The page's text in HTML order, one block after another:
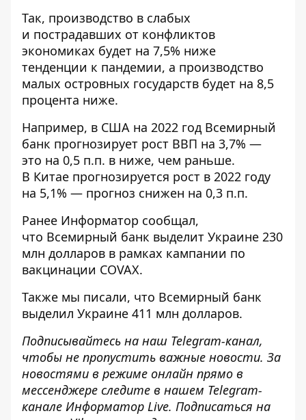
Так, производство в слабых
и пострадавших от конфликтов
экономиках будет на 7,5% ниже
тенденции к пандемии, а производство
малых островных государств будет на 8,5
процента ниже.
Например, в США на 2022 год Всемирный
банк прогнозирует рост ВВП на 3,7% —
это на 0,5 п.п. в ниже, чем раньше.
В Китае прогнозируется рост в 2022 году
на 5,1% — прогноз снижен на 0,3 п.п.
Ранее Информатор сообщал,
что Всемирный банк выделит Украине 230
млн долларов в рамках кампании по
вакцинации COVAX.
Также мы писали, что Всемирный банк
выделил Украине 411 млн долларов.
Подписывайтесь на наш Telegram-канал,
чтобы не пропустить важные новости. За
новостями в режиме онлайн прямо в
мессенджере следите в нашем Telegram-
канале Информатор Live. Подписаться на